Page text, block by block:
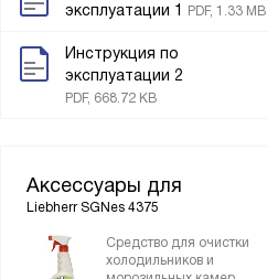
эксплуатации 1
PDF, 1.33 MB
Инструкция по
эксплуатации 2
PDF, 668.72 KB
Аксессуары для
Liebherr SGNes 4375
Средство для очистки
холодильников и